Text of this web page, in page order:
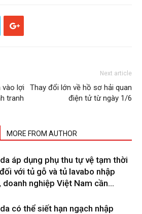
vào lợi
tranh
Next article
Thay đổi lớn về hồ sơ hải quan
điện tử từ ngày 1/6
MORE FROM AUTHOR
áp dụng phụ thu tự vệ tạm thời
với tủ gỗ và tủ lavabo nhập
doanh nghiệp Việt Nam cần...
có thể siết hạn ngạch nhập